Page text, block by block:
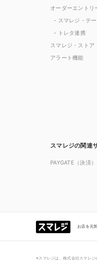
オーダーエントリ
- スマレジ・テ
- トレタ連携
スマレジ・ストア
アラート機能
スマレジの関連
PAYGATE（決済）
お店を元
※スマレジは、株式会社スマレ